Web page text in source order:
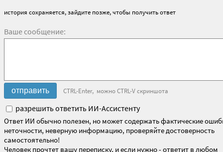
история сохраняется, зайдите позже, чтобы получить ответ
Ваше сообщение:
CTRL-Enter, можно CTRL-V скриншота
разрешить ответить ИИ-Ассистенту
Ответ ИИ обычно полезен, но может содержать фактические
неточности, неверную информацию, проверяйте достоверность
самостоятельно!
Человек прочтет вашу переписку, и если нужно - ответит в любом